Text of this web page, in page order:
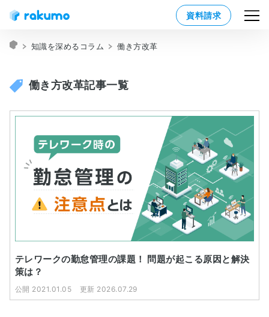
資料請求
知識を深めるコラム 働き方改革
働き方改革記事一覧
テレワークの勤怠管理の課題！ 問題が起こる原因と解決
策は？
公開 2021.01.05 更新 2026.07.29